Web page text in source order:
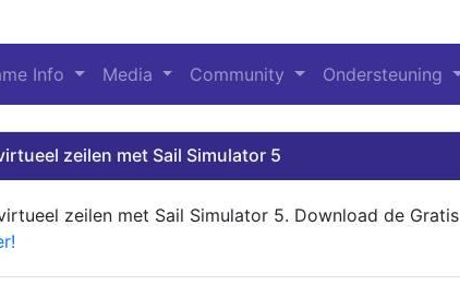
Info Media Community Ondersteuning
zeilen met Sail Simulator 5
zeilen met Sail Simulator 5. Download de Gratis